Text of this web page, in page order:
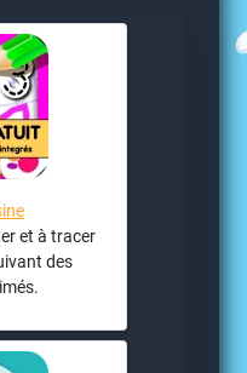
et à tracer
des